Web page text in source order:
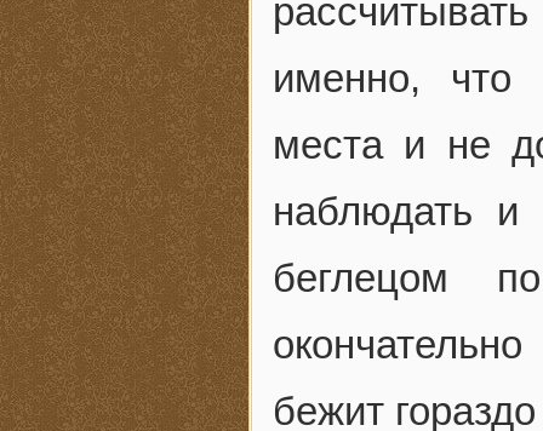
именно, что
места и не
наблюдать и
беглецом
бежит